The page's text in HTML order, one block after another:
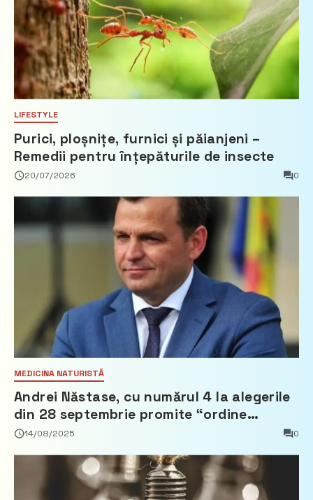
LIFESTYLE
Purici, ploșnițe, furnici și păianjeni –
Remedii pentru înțepăturile de insecte
20/07/2026 0
MEDICINA NATURISTĂ
Andrei Năstase, cu numărul 4 la alegerile
din 28 septembrie promite “ordine
europeană” și 10 miliarde pentru cetățeni
14/08/2025 0